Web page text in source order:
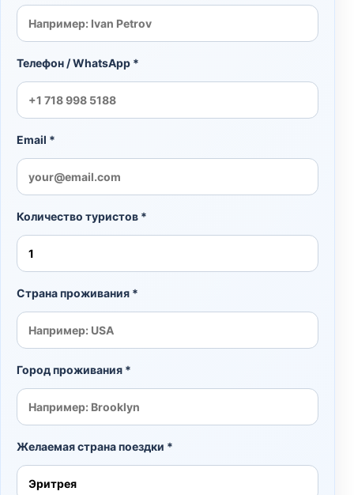
Телефон / WhatsApp *
Email *
Количество туристов *
Страна проживания *
Город проживания *
Желаемая страна поездки *